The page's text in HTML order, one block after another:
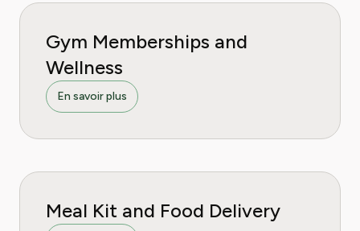
Gym Memberships and
Wellness
En savoir plus
Meal Kit and Food Delivery